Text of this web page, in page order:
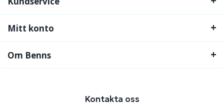
Mitt konto
Om Benns
Kontakta oss